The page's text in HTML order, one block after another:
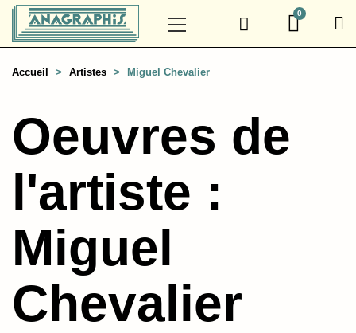
Accueil Artistes Miguel Chevalier
Oeuvres de
l'artiste :
Miguel
Chevalier